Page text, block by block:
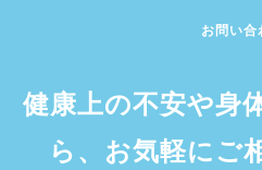
お問い合
健康上の不安や身
ら、 お気軽にご